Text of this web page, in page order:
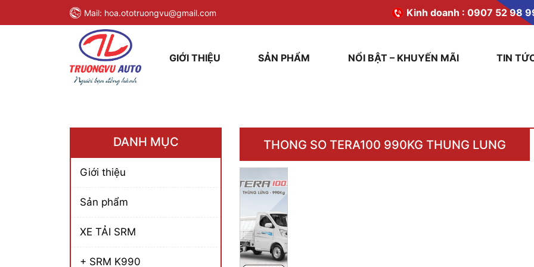
Mail: hoa.ototruongvu@gmail.com Kinh doanh : 0907 52 98
GIỚI THIỆU SẢN PHẨM NỔI BẬT – KHUYẾN MÃI TIN
DANH MỤC
Giới thiệu
Sản phẩm
XE TẢI SRM
+ SRM K990
THONG SO TERA100 990KG THUNG LUNG